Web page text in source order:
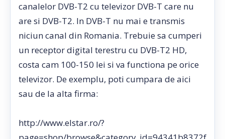
canalelor DVB-T2 cu televizor DVB-T care nu
are si DVB-T2. In DVB-T nu mai e transmis
niciun canal din Romania. Trebuie sa cumperi
un receptor digital terestru cu DVB-T2 HD,
costa cam 100-150 lei si va functiona pe orice
televizor. De exemplu, poti cumpara de aici
sau de la alta firma:
http://www.elstar.ro/?